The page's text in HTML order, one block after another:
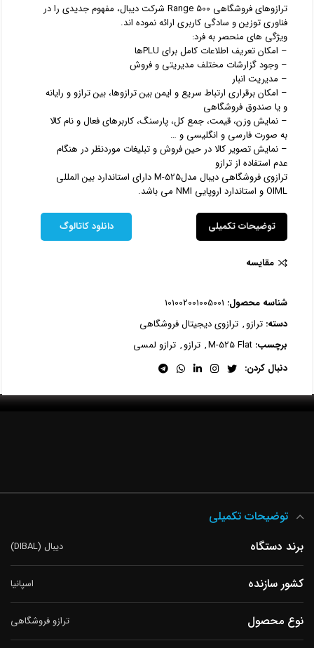
ترازوهای فروشگاهی 500 Range شرکت دیبال، مفهوم جدیدی را در
فناوری توزین و سادگی کاربری ارائه نموده اند.
ویژگی های منحصر به فرد:
– امکان تعریف اطلاعات کامل برای PLUها
– وجود گزارشات مختلف مدیریتی و فروش
– مدیریت انبار
– امکان برقراری ارتباط سریع و ایمن بین ترازوها، بین ترازو و رایانه
و یا صندوق فروشگاهی
– نمایش وزن، قیمت، جمع کل، پارسنگ، کاربرهای فعال و نام کالا
به صورت فارسی و انگلیسی و …
– نمایش تصویر کالا در حین فروش و تبلیغات موردنظر در هنگام
عدم استفاده از ترازو
ترازوی فروشگاهی دیبال مدلM-525 دارای استاندارد بین المللی
OIML و استاندارد اروپایی NMI می باشد.
دانلود کاتالوگ توضیحات تکمیلی
مقایسه
شناسه محصول: 101002001005001
دسته: ترازو, ترازوی دیجیتال فروشگاهی
برچسب: M-525 Flat
, ترازو, ترازو لمسی
دنبال کردن:
توضیحات تکمیلی
برند دستگاه
دیبال (DIBAL)
کشور سازنده اسپانیا
نوع محصول ترازو فروشگاهی